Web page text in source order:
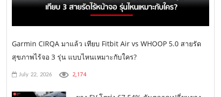
Garmin CIRQA มาแล้ว เทียบ Fitbit Air vs WHOOP 5.0 สายรัด
สุขภาพไร้จอ 3 รุ่น แบบไหนเหมาะกับใคร?
July 22, 2026 2,174